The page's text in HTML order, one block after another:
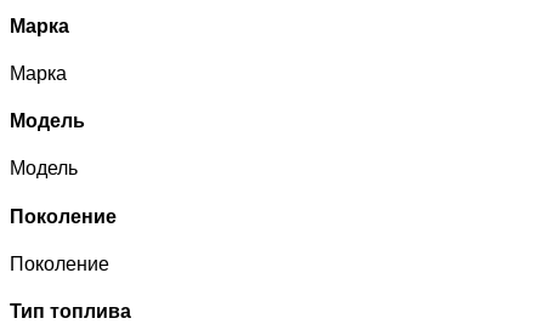
Марка
Марка
Модель
Модель
Поколение
Поколение
Тип топлива